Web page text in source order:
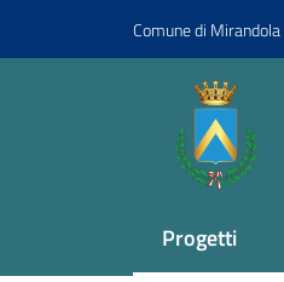
Comune di Mirandola
Progetti